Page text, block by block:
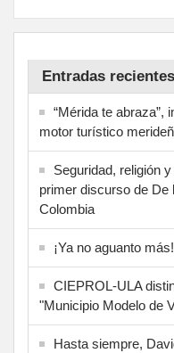
Entradas recientes
“Mérida te abraza”,
motor turístico
Seguridad, religión
primer discurso de De
Colombia
¡Ya no aguanto
CIEPROL-ULA
"Municipio Modelo de
Hasta siempre,